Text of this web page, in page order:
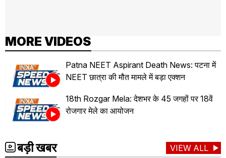
MORE VIDEOS
Patna NEET Aspirant Death News: पटना में
NEET छात्रा की मौत मामले में बड़ा एक्शन
18th Rozgar Mela: देशभर के 45 जगहों पर 18वें
रोजगार मेले का आयोजन
बड़ी खबर VIEW ALL